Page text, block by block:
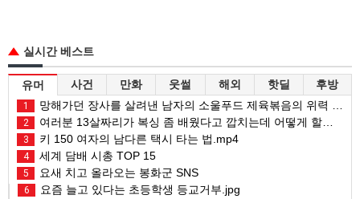
실시간 베스트
유머 사건 만화 웃썰 해외 핫딜 후방
1 망해가던 장사를 살려낸 남자의 소울푸드 제육볶음의 위력 ㅋㅋ
2 여러분 13살짜리가 복싱 좀 배웠다고 깝치는데 어떻게 할까요?
3 키 150 여자의 남다른 택시 타는 법.mp4
4 세계 담배 시총 TOP 15
5 요새 치고 올라오는 봉화군 SNS
6 요즘 늘고 있다는 초등학생 등교거부.jpg